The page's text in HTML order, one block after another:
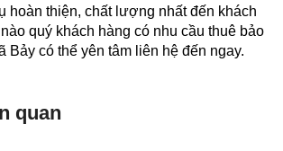
hoàn thiện, chất lượng nhất đến khách
quý khách hàng có nhu cầu thuê bảo
Bảy có thể yên tâm liên hệ đến ngay.
quan